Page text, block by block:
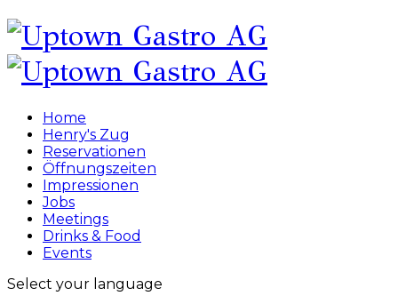
Home
Henry's Zug
Reservationen
Öffnungszeiten
Impressionen
Jobs
Meetings
Drinks & Food
Events
Select your language